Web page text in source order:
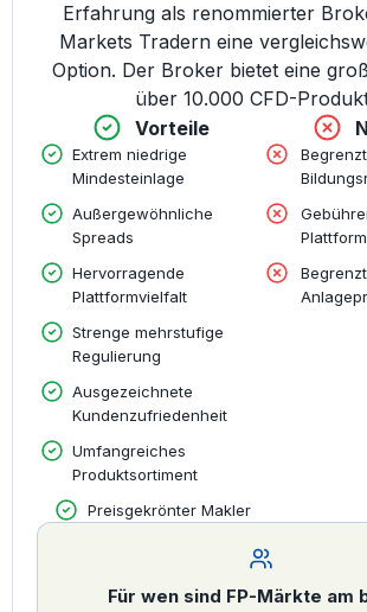
Erfahrung als renommierter
Markets Tradern eine
Option. Der Broker bietet eine
über 10.000 CFD-
Vorteile
Extrem niedrige
Mindesteinlage
Außergewöhnliche
Spreads
Hervorragende
Plattformvielfalt
Strenge mehrstufige
Regulierung
Ausgezeichnete
Kundenzufriedenheit
Umfangreiches
Produktsortiment
Preisgekrönter Makler
Plattform
Für wen sind FP-Märkte am